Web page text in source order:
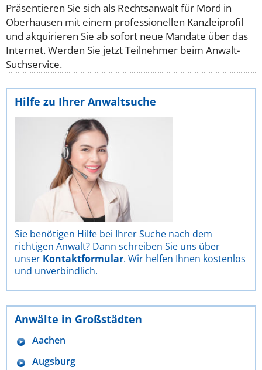
Präsentieren Sie sich als Rechtsanwalt für Mord in
Oberhausen mit einem professionellen Kanzleiprofil
und akquirieren Sie ab sofort neue Mandate über das
Internet. Werden Sie jetzt Teilnehmer beim Anwalt-
Suchservice.
Hilfe zu Ihrer Anwaltsuche
Sie benötigen Hilfe bei Ihrer Suche nach dem
richtigen Anwalt? Dann schreiben Sie uns über
unser Kontaktformular. Wir helfen Ihnen kostenlos
und unverbindlich.
Anwälte in Großstädten
Aachen
Augsburg